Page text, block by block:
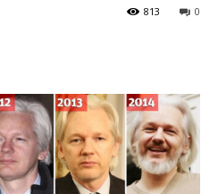
0
813